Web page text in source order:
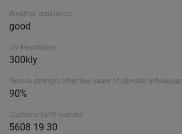
Weather resistance
good
UV-Resistance
300kly
Tensile strength after two years of climatic influences
90%
Customs tariff number
5608 19 30